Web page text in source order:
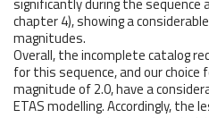
chapter 4), showing a
magnitudes.
Overall, the incomplete catalog
for this sequence, and our
magnitude of 2.0, have a
ETAS modelling. Accordingly, the